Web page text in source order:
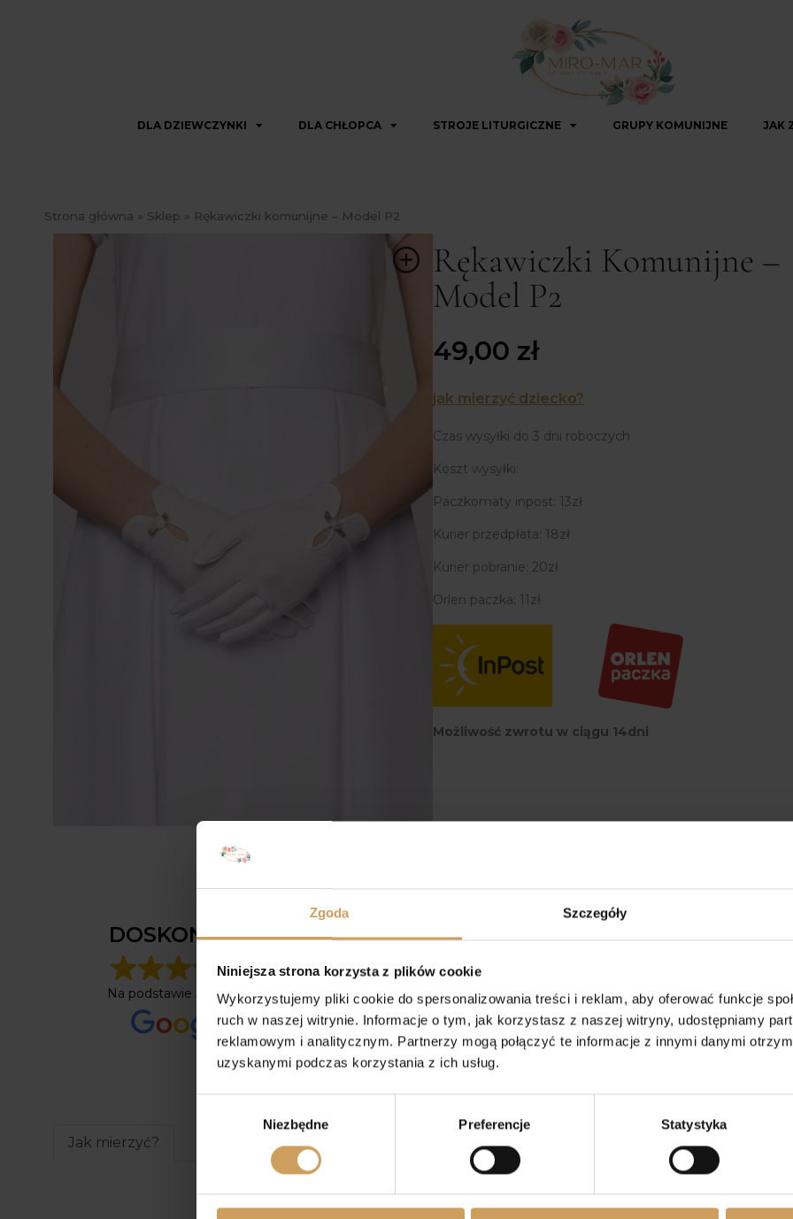
Zgoda Szczegóły
Niniejsza strona korzysta z plików cookie
Wykorzystujemy pliki cookie do spersonalizowania treści i reklam, aby oferować funkcje
ruch w naszej witrynie. Informacje o tym, jak korzystasz z naszej witryny, udostępniamy
reklamowym i analitycznym. Partnerzy mogą połączyć te informacje z innymi danymi
uzyskanymi podczas korzystania z ich usług.
Niezbędne Preferencje Statystyka
DLA DZIEWCZYNKI DLA CHŁOPCA STROJE LITURGICZNE GRUPY KOMUNIJNE JAK
Strona główna » Sklep » Rękawiczki komunijne – Model P2
Rękawiczki Komunijne –
Model P2
49,00 zł
jak mierzyć dziecko?
Czas wysyłki do 3 dni roboczych
Koszt wysyłki:
Paczkomaty inpost: 13zł
Kurier przedpłata: 18zł
Kurier pobranie: 20zł
Orlen paczka: 11zł
Możliwość zwrotu w ciągu 14dni
DOSKONAŁA
Na podstawie52 opinii
Agnieszka Oberszt
1 rok temu
Ten użytkownik wystawił
tylko ocenę.
Paulina Rygielska
1 rok temu
bardzo zadowolona.
Jak mierzyć?